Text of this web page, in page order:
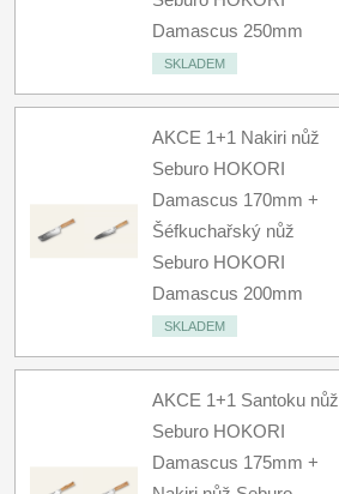
Damascus 250mm
SKLADEM
AKCE 1+1 Nakiri nůž
Seburo HOKORI
Damascus 170mm +
Šéfkuchařský nůž
Seburo HOKORI
Damascus 200mm
SKLADEM
AKCE 1+1 Santoku nůž
Seburo HOKORI
Damascus 175mm +